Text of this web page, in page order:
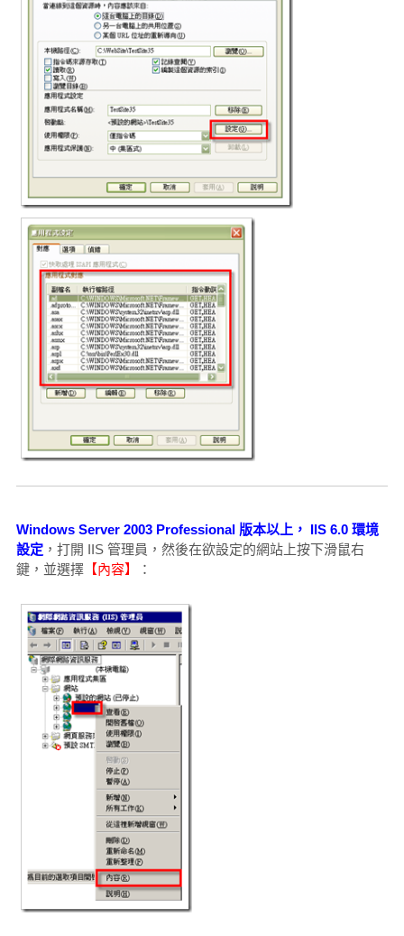
Windows Server 2003 Professional 版本以上， IIS 6.0 環境
設定，打開 IIS 管理員，然後在欲設定的網站上按下滑鼠右
鍵，並選擇 【內容】 ：